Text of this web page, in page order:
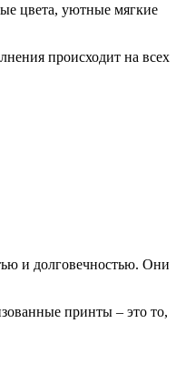
цвета, уютные мягкие
происходит на всех
и долговечностью. Они
принты – это то,